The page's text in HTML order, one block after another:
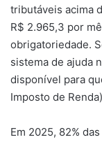
tributáveis acima
R$ 2.965,3 por
obrigatoriedade.
sistema de ajuda
disponível para
Imposto de
Em 2025, 82%